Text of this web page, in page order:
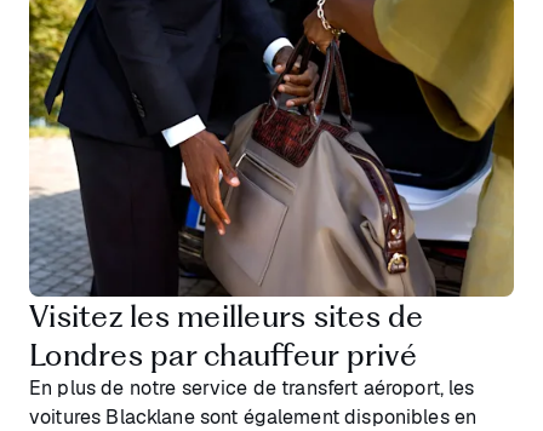
Visitez les meilleurs sites de
Londres par chauffeur privé
En plus de notre service de transfert aéroport, les
voitures Blacklane sont également disponibles en